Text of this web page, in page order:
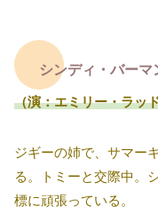
シンディ・バーマ
（演：エミリー・ラッ
ジギーの姉で、サマー
る。トミーと交際中。
標に頑張っている。